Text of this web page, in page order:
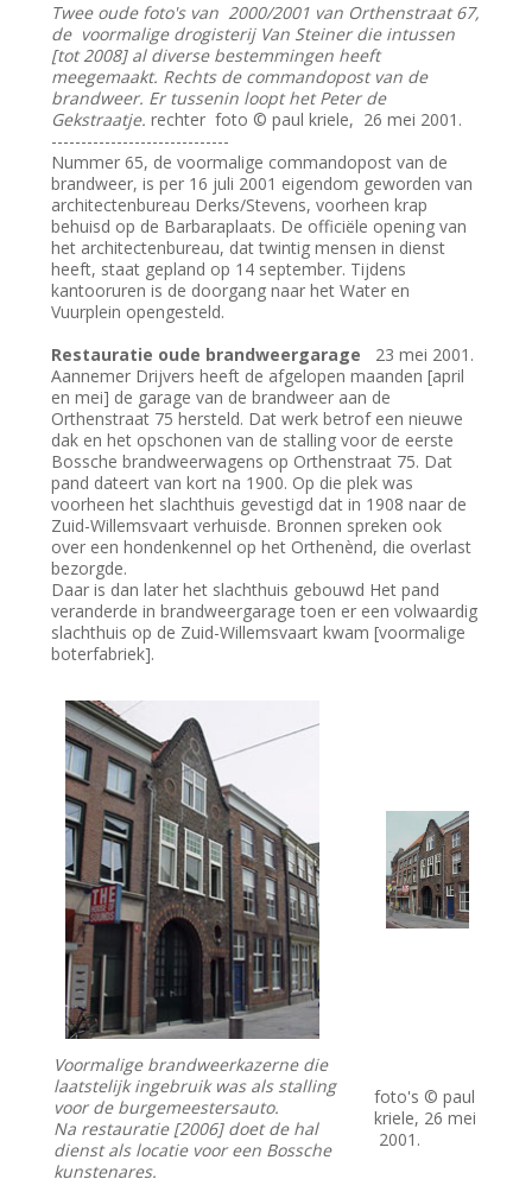
Twee oude foto's van 2000/2001 van Orthenstraat 67,
de voormalige drogisterij Van Steiner die intussen
[tot 2008] al diverse bestemmingen heeft
meegemaakt. Rechts de commandopost van de
brandweer. Er tussenin loopt het Peter de
Gekstraatje. rechter foto © paul kriele, 26 mei 2001.
------------------------------
Nummer 65, de voormalige commandopost van de
brandweer, is per 16 juli 2001 eigendom geworden van
architectenbureau Derks/Stevens, voorheen krap
behuisd op de Barbaraplaats. De officiële opening van
het architectenbureau, dat twintig mensen in dienst
heeft, staat gepland op 14 september. Tijdens
kantooruren is de doorgang naar het Water en
Vuurplein opengesteld.
Restauratie oude brandweergarage
23 mei 2001.
Aannemer Drijvers heeft de afgelopen maanden [april
en mei] de garage van de brandweer aan de
Orthenstraat 75 hersteld. Dat werk betrof een nieuwe
dak en het opschonen van de stalling voor de eerste
Bossche brandweerwagens op Orthenstraat 75. Dat
pand dateert van kort na 1900. Op die plek was
voorheen het slachthuis gevestigd dat in 1908 naar de
Zuid-Willemsvaart verhuisde. Bronnen spreken ook
over een hondenkennel op het Orthenènd, die overlast
bezorgde.
Daar is dan later het slachthuis gebouwd Het pand
veranderde in brandweergarage toen er een volwaardig
slachthuis op de Zuid-Willemsvaart kwam [voormalige
boterfabriek].
Voormalige brandweerkazerne die
laatstelijk ingebruik was als stalling
voor de burgemeestersauto.
Na restauratie [2006] doet de hal
dienst als locatie voor een Bossche
kunstenares.
foto's © paul
kriele, 26 mei
2001.